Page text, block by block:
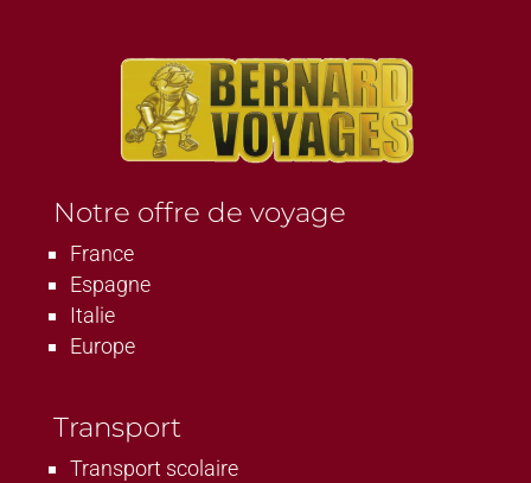
Notre offre de voyage
France
Espagne
Italie
Europe
Transport
Transport scolaire